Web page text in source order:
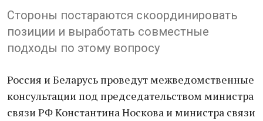
Стороны постараются скоординировать
позиции и выработать совместные
подходы по этому вопросу
Россия и Беларусь проведут межведомственные
консультации под председательством министра
связи РФ Константина Носкова и министра связи